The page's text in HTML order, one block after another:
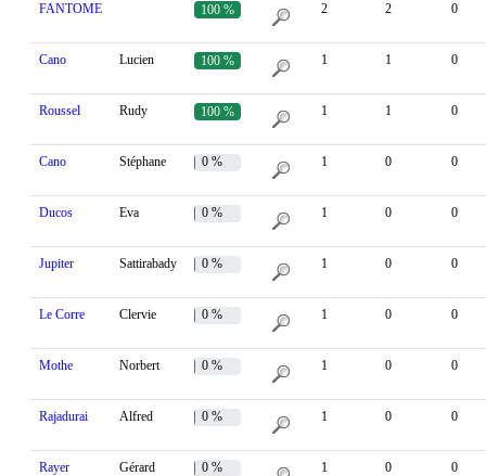
FANTOME 100 % 2 2 0
Cano Lucien 100 % 1 1 0
Roussel Rudy 100 % 1 1 0
Cano Stéphane 0 % 1 0 0
Ducos Eva 0 % 1 0 0
Jupiter Sattirabady 0 % 1 0 0
Le Corre Clervie 0 % 1 0 0
Mothe Norbert 0 % 1 0 0
Rajadurai Alfred 0 % 1 0 0
Rayer Gérard 0 % 1 0 0